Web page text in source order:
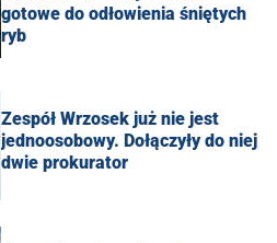
gotowe do odłowienia śniętych
ryb
Zespół Wrzosek już nie jest
jednoosobowy. Dołączyły do niej
dwie prokurator